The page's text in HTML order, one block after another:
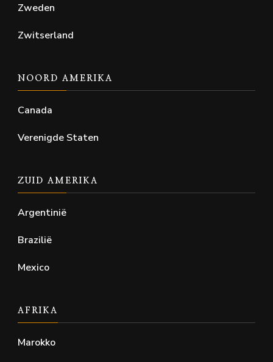
Zweden
Zwitserland
NOORD AMERIKA
Canada
Verenigde Staten
ZUID AMERIKA
Argentinië
Brazilië
Mexico
AFRIKA
Marokko